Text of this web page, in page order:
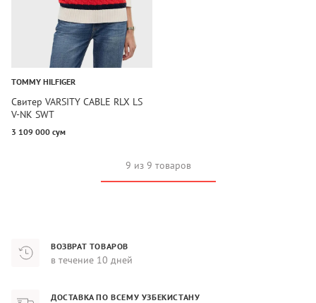
TOMMY HILFIGER
Свитер VARSITY CABLE RLX LS
V-NK SWT
3 109 000 сум
9 из 9 товаров
ВОЗВРАТ ТОВАРОВ
в течение 10 дней
ДОСТАВКА ПО ВСЕМУ УЗБЕКИСТАНУ